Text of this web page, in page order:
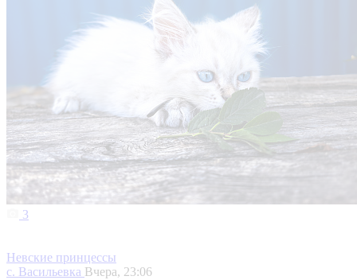
3
Невские принцессы
с. Васильевка Вчера, 23:06